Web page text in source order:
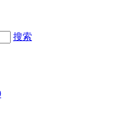
搜索